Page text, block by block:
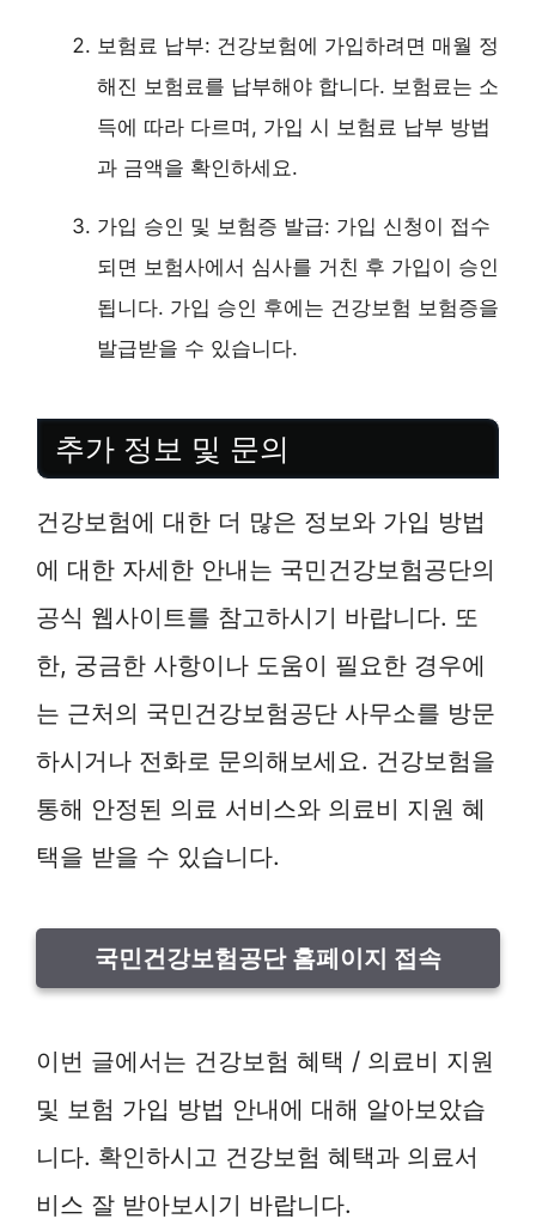
보험료 납부: 건강보험에 가입하려면 매월 정
해진 보험료를 납부해야 합니다. 보험료는 소
득에 따라 다르며, 가입 시 보험료 납부 방법
과 금액을 확인하세요.
가입 승인 및 보험증 발급: 가입 신청이 접수
되면 보험사에서 심사를 거친 후 가입이 승인
됩니다. 가입 승인 후에는 건강보험 보험증을
발급받을 수 있습니다.
추가 정보 및 문의
건강보험에 대한 더 많은 정보와 가입 방법
에 대한 자세한 안내는 국민건강보험공단의
공식 웹사이트를 참고하시기 바랍니다. 또
한, 궁금한 사항이나 도움이 필요한 경우에
는 근처의 국민건강보험공단 사무소를 방문
하시거나 전화로 문의해보세요. 건강보험을
통해 안정된 의료 서비스와 의료비 지원 혜
택을 받을 수 있습니다.
국민건강보험공단 홈페이지 접속
이번 글에서는 건강보험 혜택 / 의료비 지원
및 보험 가입 방법 안내에 대해 알아보았습
니다. 확인하시고 건강보험 혜택과 의료서
비스 잘 받아보시기 바랍니다.